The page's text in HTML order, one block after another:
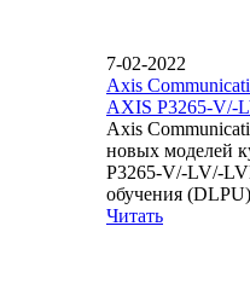
7-02-2022
Axis
AXIS P3265-V/-
Axis
новых моделей
P3265-V/-LV/-
обучения
Читать